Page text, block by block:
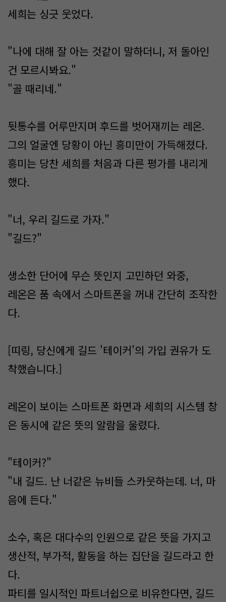
세희는 싱긋 웃었다.
"나에 대해 잘 아는 것같이 말하더니, 저 돌아인
건 모르시봐요."
"골 때리네."
뒷통수를 어루만지며 후드를 벗어재끼는 레온.
그의 얼굴엔 당황이 아닌 흥미만이 가득해졌다.
흥미는 당찬 세희를 처음과 다른 평가를 내리게
했다.
"너, 우리 길드로 가자."
"길드?"
생소한 단어에 무슨 뜻인지 고민하던 와중,
레온은 품 속에서 스마트폰을 꺼내 간단히 조작한
다.
[띠링, 당신에게 길드 '테이커'의 가입 권유가 도
착했습니다.]
레온이 보이는 스마트폰 화면과 세희의 시스템 창
은 동시에 같은 뜻의 알람을 울렸다.
"테이커?"
"내 길드. 난 너같은 뉴비들 스카웃하는데. 너, 마
음에 든다."
소수, 혹은 대다수의 인원으로 같은 뜻을 가지고
생산적, 부가적, 활동을 하는 집단을 길드라고 한
다.
파티를 일시적인 파트너쉽으로 비유한다면, 길드